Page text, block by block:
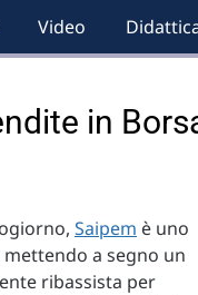
Video
in
Saipem è uno
mettendo a segno un
ribassista per